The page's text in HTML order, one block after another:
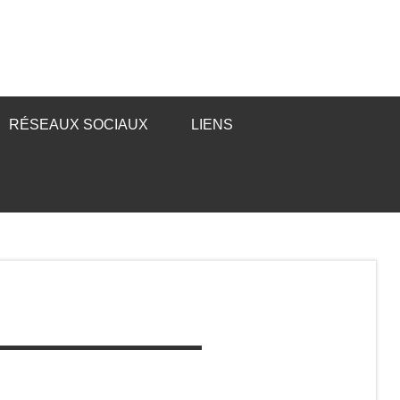
RÉSEAUX SOCIAUX LIENS